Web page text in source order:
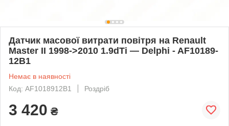
Датчик масової витрати повітря на Renault
Master II 1998->2010 1.9dTi — Delphi - AF10189-
12B1
Немає в наявності
Код: AF1018912B1
Роздріб
3 420 ₴